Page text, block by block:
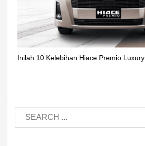
Inilah 10 Kelebihan Hiace Premio Luxury